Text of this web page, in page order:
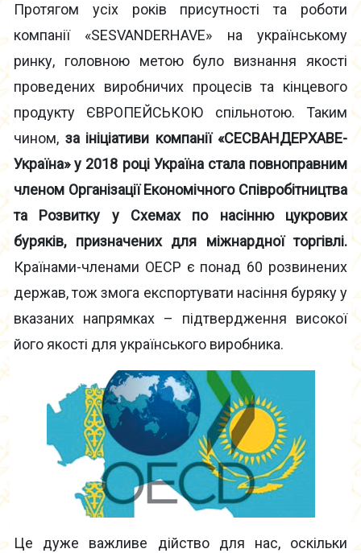
Протягом усіх років присутності та роботи
компанії «SESVANDERHAVE» на українському
ринку, головною метою було визнання якості
проведених виробничих процесів та кінцевого
продукту ЄВРОПЕЙСЬКОЮ спільнотою. Таким
чином, за ініціативи компанії «СЕСВАНДЕРХАВЕ-
Україна» у 2018 році Україна стала повноправним
членом Організації Економічного Співробітництва
та Розвитку у Схемах по насінню цукрових
буряків, призначених для міжнардної торгівлі.
Країнами-членами ОЕСР є понад 60 розвинених
держав, тож змога експортувати насіння буряку у
вказаних напрямках – підтвердження високої
його якості для українського виробника.
Це дуже важливе дійство для нас, оскільки